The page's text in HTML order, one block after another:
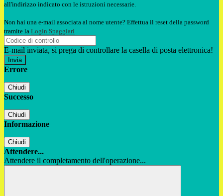
all'indirizzo indicato con le istruzioni necessarie.
Non hai una e-mail associata al nome utente? Effettua il reset della password
tramite la Login Spaggiari
E-mail inviata, si prega di controllare la casella di posta elettronica!
Errore
Chiudi
Successo
Chiudi
Informazione
Chiudi
Attendere...
Attendere il completamento dell'operazione...